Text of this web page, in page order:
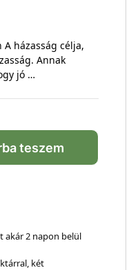
A házasság célja,
Annak
jó …
teszem
akár 2 napon belül
két